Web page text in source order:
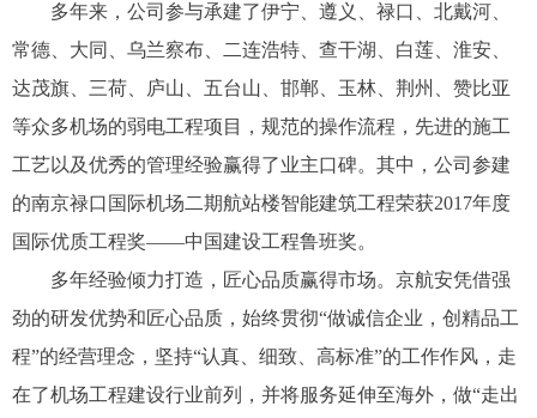
多年来，公司参与承建了伊宁、遵义、禄口、北戴河、
常德、大同、乌兰察布、二连浩特、查干湖、白莲、淮安、
达茂旗、三荷、庐山、五台山、邯郸、玉林、荆州、赞比亚
等众多机场的弱电工程项目，规范的操作流程，先进的施工
工艺以及优秀的管理经验赢得了业主口碑。其中，公司参建
的南京禄口国际机场二期航站楼智能建筑工程荣获2017年度
国际优质工程奖——中国建设工程鲁班奖。
多年经验倾力打造，匠心品质赢得市场。京航安凭借强
劲的研发优势和匠心品质，始终贯彻“做诚信企业，创精品工
程”的经营理念，坚持“认真、细致、高标准”的工作作风，走
在了机场工程建设行业前列，并将服务延伸至海外，做“走出